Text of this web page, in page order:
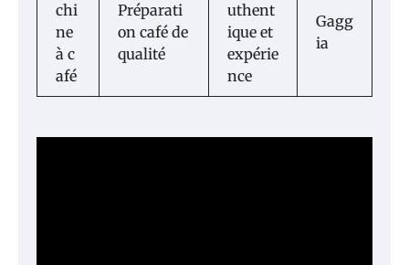
chi
ne
à c
afé
Préparati
on café de
qualité
uthent
ique et
expérie
nce
Gagg
ia